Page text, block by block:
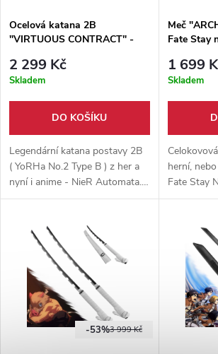
Ocelová katana 2B
"VIRTUOUS CONTRACT" -
2 299 Kč
Skladem
DO KOŠÍKU
Legendární katana postavy 2B
( YoRHa No.2 Type B ) z her a
nyní i anime - NieR Automata.
Čepel vyrobena z karbonové
pochvou z eko-kůže s
popruhem na záda.
Meč
Fate Stay
1 699
Skladem
herní,
Fate Stay
kvalitní
cosplayi.
3 999 Kč
-53%